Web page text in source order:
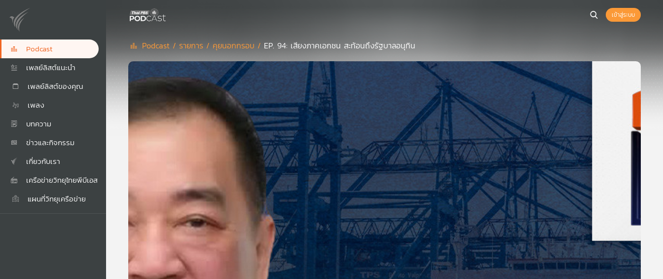
Podcast
เพลย์ลิสต์แนะนำ
เพลย์ลิสต์ของคุณ
เพลง
บทความ
ข่าวและกิจกรรม
เกี่ยวกับเรา
เครือข่ายวิทยุไทยพีบีเอส
แผนที่วิทยุเครือข่าย
เข้าสู่ระบบ
Podcast / รายการ / คุยนอกกรอบ / EP. 94: เสียงภาคเอกชน สะท้อนถึงรัฐบาลอนุทิน